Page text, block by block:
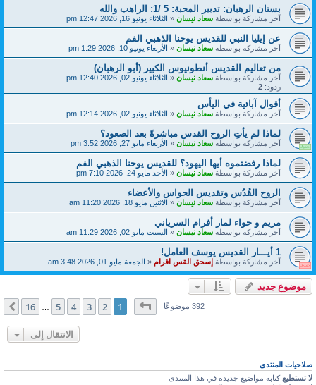
بستان الرهبان: تدبير المحبة: 5 /1: الراهب والله
آخر مشاركة بواسطةسعاد نيسان«الثلاثاء يونيو 16, 2026 12:47 pm
عن إيليا النبي للقديس يوحنا الذهبي الفم
آخر مشاركة بواسطةسعاد نيسان«الأربعاء يونيو 10, 2026 1:29 pm
من تعاليم القديس أنطونيوس الكبير (أبو الرهبان)
آخر مشاركة بواسطةسعاد نيسان«الثلاثاء يونيو 02, 2026 12:40 pm
ردود: 2
أقوال آبائية في اليأس
آخر مشاركة بواسطةسعاد نيسان«الثلاثاء يونيو 02, 2026 12:14 pm
لماذا لم يأتِ الروح القدس مباشرةً بعد الصعود؟
آخر مشاركة بواسطةسعاد نيسان«الأربعاء مايو 27, 2026 3:52 pm
لماذا رفضتموه أيها اليهود؟ للقديس يوحنا الذهبي الفم
آخر مشاركة بواسطةسعاد نيسان«الأحد مايو 24, 2026 7:10 pm
الروح القُدُس وتقديس الحواس والأعضاء
آخر مشاركة بواسطةسعاد نيسان«الاثنين مايو 18, 2026 11:20 am
مريم و حواء لمار أفرام السرياني
آخر مشاركة بواسطةسعاد نيسان«السبت مايو 02, 2026 11:29 am
1 أيـــار القديس يوسف العامل!
آخر مشاركة بواسطةإسحق القس افرام«الجمعة مايو 01, 2026 3:48 am
موضوع جديد
392 موضوعًاصفحة1من16
1
2
3
4
5
16 التالي
الانتقال إلى
صلاحيات المنتدى
لا تستطيعكتابة مواضيع جديدة في هذا المنتدى